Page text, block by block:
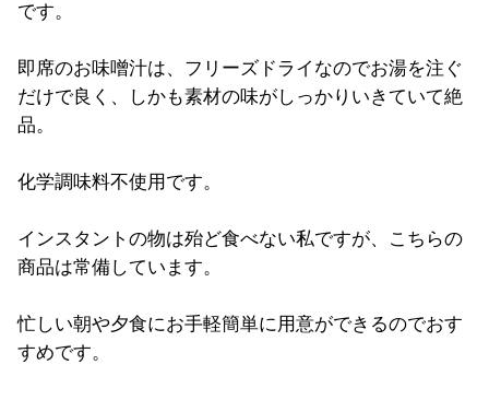
です。
即席のお味噌汁は、フリーズドライなのでお湯を注ぐ
だけで良く、しかも素材の味がしっかりいきていて絶
品。
化学調味料不使用です。
インスタントの物は殆ど食べない私ですが、こちらの
商品は常備しています。
忙しい朝や夕食にお手軽簡単に用意ができるのでおす
すめです。